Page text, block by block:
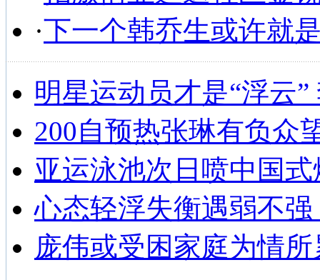
·下一个韩乔生或许就
明星运动员才是“浮云
200自预热张琳有负众
亚运泳池次日喷中国
心态轻浮失衡遇弱不
庞伟或受困家庭为情